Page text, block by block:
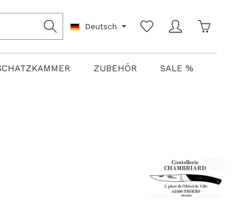
Deutsch
ZUBEHÖR SALE %